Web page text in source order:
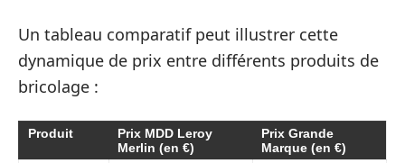
Un tableau comparatif peut illustrer cette
dynamique de prix entre différents produits de
bricolage :
Produit
Prix MDD Leroy
Merlin (en €)
Prix Grande
Marque (en €)